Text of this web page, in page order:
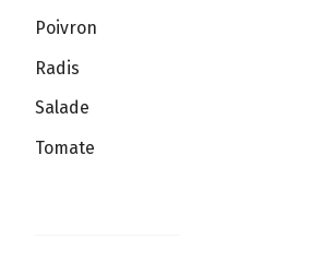
Poivron
Radis
Salade
Tomate